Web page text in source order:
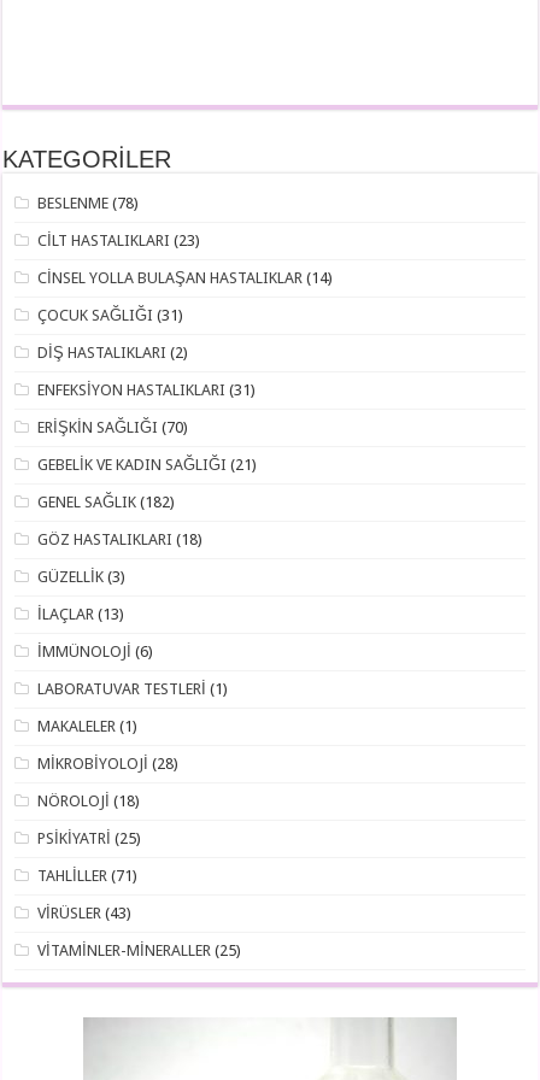
KATEGORİLER
BESLENME (78)
CİLT HASTALIKLARI (23)
CİNSEL YOLLA BULAŞAN HASTALIKLAR (14)
ÇOCUK SAĞLIĞI (31)
DİŞ HASTALIKLARI (2)
ENFEKSİYON HASTALIKLARI (31)
ERİŞKİN SAĞLIĞI (70)
GEBELİK VE KADIN SAĞLIĞI (21)
GENEL SAĞLIK (182)
GÖZ HASTALIKLARI (18)
GÜZELLİK (3)
İLAÇLAR (13)
İMMÜNOLOJİ (6)
LABORATUVAR TESTLERİ (1)
MAKALELER (1)
MİKROBİYOLOJİ (28)
NÖROLOJİ (18)
PSİKİYATRİ (25)
TAHLİLLER (71)
VİRÜSLER (43)
VİTAMİNLER-MİNERALLER (25)